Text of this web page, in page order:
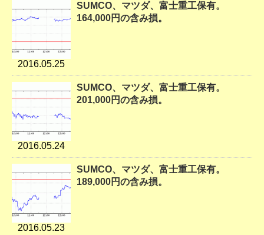
2016.05.25
SUMCO、マツダ、富士重工保有。
164,000円の含み損。
2016.05.24
SUMCO、マツダ、富士重工保有。
201,000円の含み損。
2016.05.23
SUMCO、マツダ、富士重工保有。
189,000円の含み損。